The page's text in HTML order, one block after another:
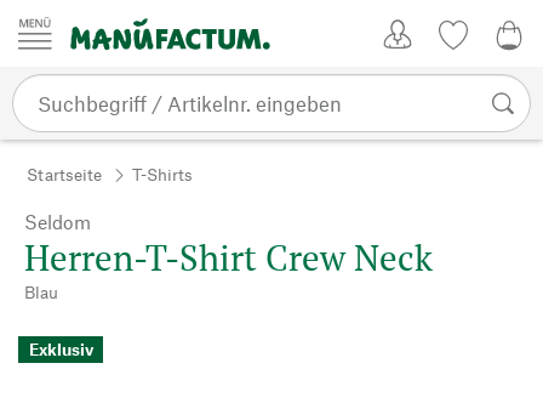
Zum Inhalt springen
Startseite T-Shirts
Seldom
Herren-T-Shirt Crew Neck
Blau
Exklusiv